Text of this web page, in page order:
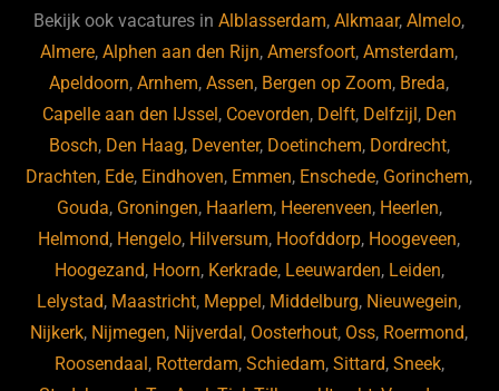
b
o
o
k
ky dI
n
Bekijk ook vacatures inAlblasserdam,Alkmaar,Almelo,
Almere,Alphen aan den Rijn,Amersfoort,Amsterdam,
Apeldoorn,Arnhem,Assen, Bergen op Zoom, Breda,
Capelle aan den IJssel, Coevorden, Delft, Delfzijl, Den
Bosch, Den Haag, Deventer, Doetinchem, Dordrecht,
Drachten, Ede, Eindhoven, Emmen, Enschede, Gorinchem,
Gouda, Groningen, Haarlem, Heerenveen, Heerlen,
Helmond, Hengelo, Hilversum, Hoofddorp, Hoogeveen,
Hoogezand, Hoorn, Kerkrade, Leeuwarden, Leiden,
Lelystad, Maastricht, Meppel, Middelburg, Nieuwegein,
Nijkerk, Nijmegen, Nijverdal, Oosterhout, Oss, Roermond,
Roosendaal, Rotterdam, Schiedam, Sittard, Sneek,